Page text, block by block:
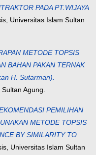
PADA PT.WIJAYA
Universitas Islam Sultan
METODE TOPSIS
BAHAN PAKAN TERNAK
H. Sutarman).
Agung.
PEMILIHAN
METODE TOPSIS
BY SIMILARITY TO
Universitas Islam Sultan